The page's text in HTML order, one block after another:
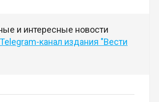
и интересные новости
Telegram-канал издания "Вести